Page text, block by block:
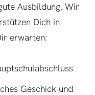
Ausbildung. Wir
Dich in
erwarten:
Geschick und